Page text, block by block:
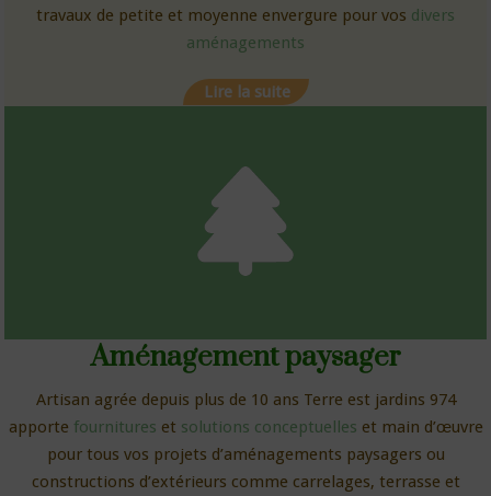
travaux de petite et moyenne envergure pour vos divers
aménagements
Lire la suite
Aménagement paysager
Artisan agrée depuis plus de 10 ans Terre est jardins 974
apporte fournitures et solutions conceptuelles et main d’œuvre
pour tous vos projets d’aménagements paysagers ou
constructions d’extérieurs comme carrelages, terrasse et